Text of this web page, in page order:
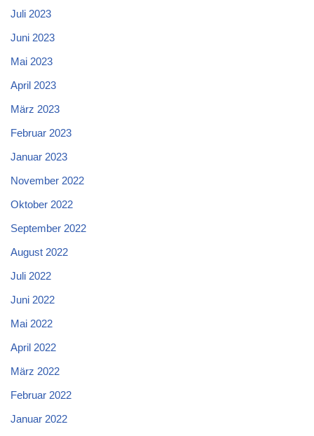
Juli 2023
Juni 2023
Mai 2023
April 2023
März 2023
Februar 2023
Januar 2023
November 2022
Oktober 2022
September 2022
August 2022
Juli 2022
Juni 2022
Mai 2022
April 2022
März 2022
Februar 2022
Januar 2022